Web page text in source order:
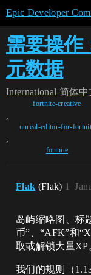
Epic Developer
需要操作
元数据
International 简体中
fortnite-creative
,
unreal-editor-for-
,
fortnite
Flak (Flak) 1
岛屿缩略图、标
币”、“AFK”和
取或解锁大量XP
我们的规则（